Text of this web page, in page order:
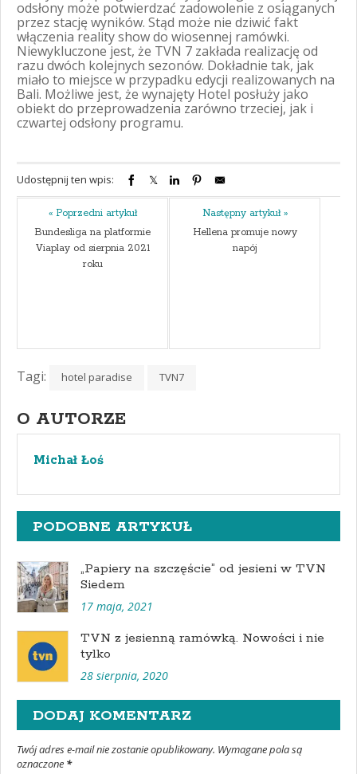
odsłony może potwierdzać zadowolenie z osiąganych
przez stację wyników. Stąd może nie dziwić fakt
włączenia reality show do wiosennej ramówki.
Niewykluczone jest, że TVN 7 zakłada realizację od
razu dwóch kolejnych sezonów. Dokładnie tak, jak
miało to miejsce w przypadku edycji realizowanych na
Bali. Możliwe jest, że wynajęty Hotel posłuży jako
obiekt do przeprowadzenia zarówno trzeciej, jak i
czwartej odsłony programu.
Udostępnij ten wpis:
« Poprzedni artykuł
Bundesliga na platformie
Viaplay od sierpnia 2021
roku
Następny artykuł »
Hellena promuje nowy
napój
Tagi: hotel paradise TVN7
O AUTORZE
Michał Łoś
PODOBNE ARTYKUŁ
„Papiery na szczęście” od jesieni w TVN
Siedem
17 maja, 2021
TVN z jesienną ramówką. Nowości i nie
tylko
28 sierpnia, 2020
DODAJ KOMENTARZ
Twój adres e-mail nie zostanie opublikowany. Wymagane pola są
oznaczone *